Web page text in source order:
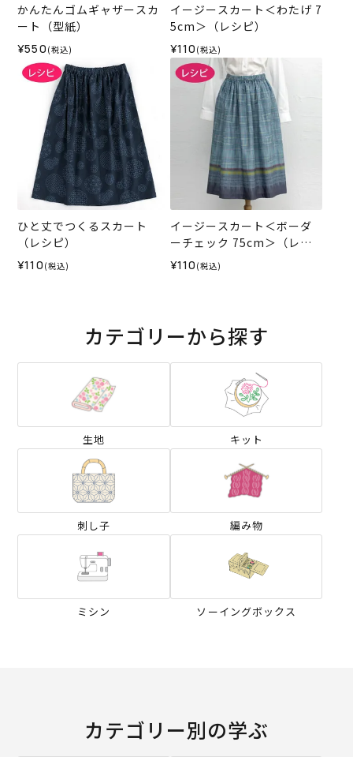
かんたんゴムギャザースカ
ート（型紙）
¥550 (税込)
イージースカート＜わたげ 7
5cm＞（レシピ）
¥110 (税込)
ひと丈でつくるスカート
（レシピ）
¥110 (税込)
イージースカート＜ボーダ
ーチェック 75cm＞（レシ
ピ）
¥110 (税込)
カテゴリーから探す
生地 キット
刺し子 編み物
ミシン ソーイングボックス
カテゴリー別の学ぶ